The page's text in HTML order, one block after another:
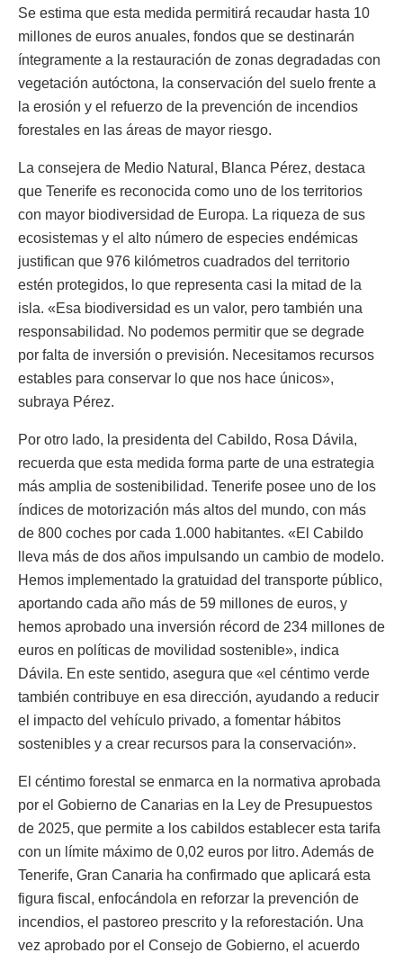
Se estima que esta medida permitirá recaudar hasta 10
millones de euros anuales, fondos que se destinarán
íntegramente a la restauración de zonas degradadas con
vegetación autóctona, la conservación del suelo frente a
la erosión y el refuerzo de la prevención de incendios
forestales en las áreas de mayor riesgo.
La consejera de Medio Natural, Blanca Pérez, destaca
que Tenerife es reconocida como uno de los territorios
con mayor biodiversidad de Europa. La riqueza de sus
ecosistemas y el alto número de especies endémicas
justifican que 976 kilómetros cuadrados del territorio
estén protegidos, lo que representa casi la mitad de la
isla. «Esa biodiversidad es un valor, pero también una
responsabilidad. No podemos permitir que se degrade
por falta de inversión o previsión. Necesitamos recursos
estables para conservar lo que nos hace únicos»,
subraya Pérez.
Por otro lado, la presidenta del Cabildo, Rosa Dávila,
recuerda que esta medida forma parte de una estrategia
más amplia de sostenibilidad. Tenerife posee uno de los
índices de motorización más altos del mundo, con más
de 800 coches por cada 1.000 habitantes. «El Cabildo
lleva más de dos años impulsando un cambio de modelo.
Hemos implementado la gratuidad del transporte público,
aportando cada año más de 59 millones de euros, y
hemos aprobado una inversión récord de 234 millones de
euros en políticas de movilidad sostenible», indica
Dávila. En este sentido, asegura que «el céntimo verde
también contribuye en esa dirección, ayudando a reducir
el impacto del vehículo privado, a fomentar hábitos
sostenibles y a crear recursos para la conservación».
El céntimo forestal se enmarca en la normativa aprobada
por el Gobierno de Canarias en la Ley de Presupuestos
de 2025, que permite a los cabildos establecer esta tarifa
con un límite máximo de 0,02 euros por litro. Además de
Tenerife, Gran Canaria ha confirmado que aplicará esta
figura fiscal, enfocándola en reforzar la prevención de
incendios, el pastoreo prescrito y la reforestación. Una
vez aprobado por el Consejo de Gobierno, el acuerdo